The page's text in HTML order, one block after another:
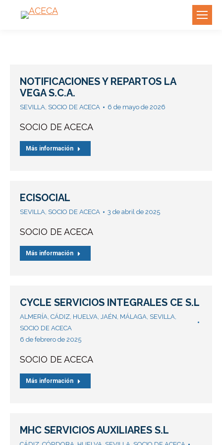
NOTIFICACIONES Y REPARTOS LA
VEGA S.C.A.
SEVILLA, SOCIO DE ACECA 6 de mayo de 2026
SOCIO DE ACECA
Más información
ECISOCIAL
SEVILLA, SOCIO DE ACECA 3 de abril de 2025
SOCIO DE ACECA
Más información
CYCLE SERVICIOS INTEGRALES CE S.L
ALMERÍA, CÁDIZ, HUELVA, JAÉN, MÁLAGA, SEVILLA,
SOCIO DE ACECA
6 de febrero de 2025
SOCIO DE ACECA
Más información
MHC SERVICIOS AUXILIARES S.L